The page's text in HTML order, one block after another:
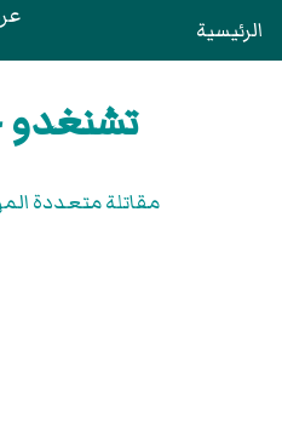
الرئيسية
تشنغدو
مقاتلة متعددة